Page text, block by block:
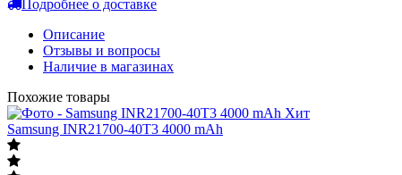
Подробнее о доставке
Описание
Отзывы и вопросы
Наличие в магазинах
Похожие товары
Хит
Samsung INR21700-40T3 4000 mAh